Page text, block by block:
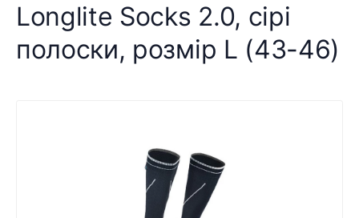
Longlite Socks 2.0, сірі
полоски, розмір L (43-46)